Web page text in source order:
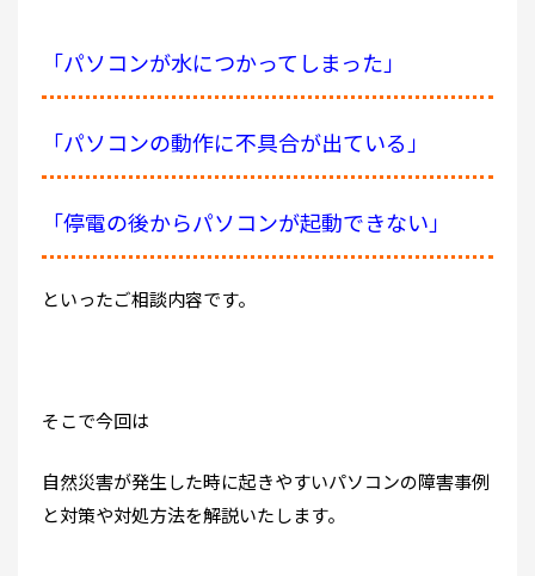
「パソコンが水につかってしまった」
「パソコンの動作に不具合が出ている」
「停電の後からパソコンが起動できない」
といったご相談内容です。
そこで今回は
自然災害が発生した時に起きやすいパソコンの障害事例
と対策や対処方法を解説いたします。